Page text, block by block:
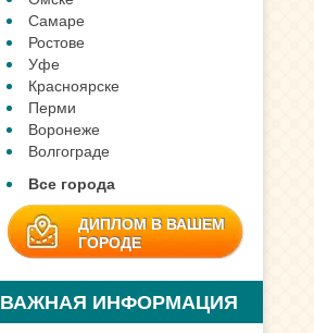
Самаре
Ростове
Уфе
Красноярске
Перми
Воронеже
Волгограде
Все города
ДИПЛОМ В ВАШЕМ
ГОРОДЕ
ВАЖНАЯ ИНФОРМАЦИЯ